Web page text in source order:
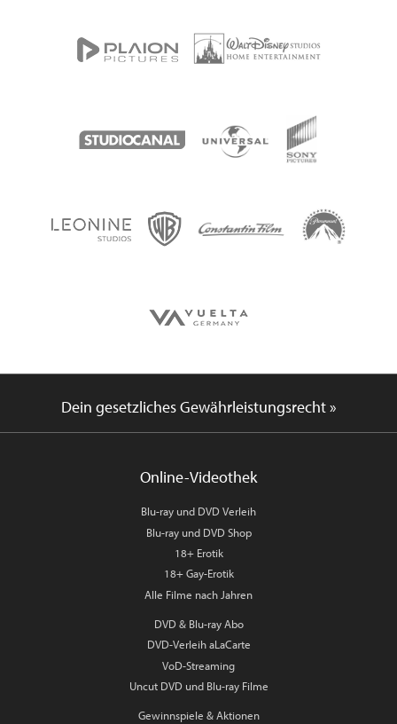
Dein gesetzliches Gewährleistungsrecht »
Online-Videothek
Blu-ray und DVD Verleih
Blu-ray und DVD Shop
18+ Erotik
18+ Gay-Erotik
Alle Filme nach Jahren
DVD & Blu-ray Abo
DVD-Verleih aLaCarte
VoD-Streaming
Uncut DVD und Blu-ray Filme
Gewinnspiele & Aktionen